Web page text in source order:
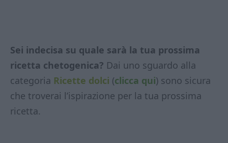
Sei indecisa su quale sarà la tua prossima
ricetta chetogenica? Dai uno sguardo alla
categoria Ricette dolci (clicca qui) sono sicura
che troverai l’ispirazione per la tua prossima
ricetta.